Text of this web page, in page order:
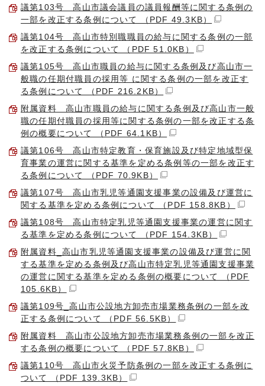
議第103号 高山市議会議員の議員報酬等に関する条例の
一部を改正する条例について （PDF 49.3KB）
議第104号 高山市特別職職員の給与に関する条例の一部
を改正する条例について （PDF 51.0KB）
議第105号 高山市職員の給与に関する条例及び高山市一
般職の任期付職員の採用等 に関する条例の一部を改正す
る条例について （PDF 216.2KB）
附属資料 高山市職員の給与に関する条例及び高山市一般
職の任期付職員の採用等に関する条例の一部を改正する条
例の概要について （PDF 64.1KB）
議第106号 高山市特定教育・保育施設及び特定地域型保
育事業の運営に関する基準を定める条例等の一部を改正す
る条例について （PDF 70.9KB）
議第107号 高山市乳児等通園支援事業の設備及び運営に
関する基準を定める条例について （PDF 158.8KB）
議第108号 高山市特定乳児等通園支援事業の運営に関す
る基準を定める条例について （PDF 154.3KB）
附属資料_高山市乳児等通園支援事業の設備及び運営に関
する基準を定める条例及び高山市特定乳児等通園支援事業
の運営に関する基準を定める条例の概要について （PDF
105.6KB）
議第109号_高山市公設地方卸売市場業務条例の一部を改
正する条例について （PDF 56.5KB）
附属資料 高山市公設地方卸売市場業務条例の一部を改正
する条例の概要について （PDF 57.8KB）
議第110号 高山市火災予防条例の一部を改正する条例に
ついて （PDF 139.3KB）